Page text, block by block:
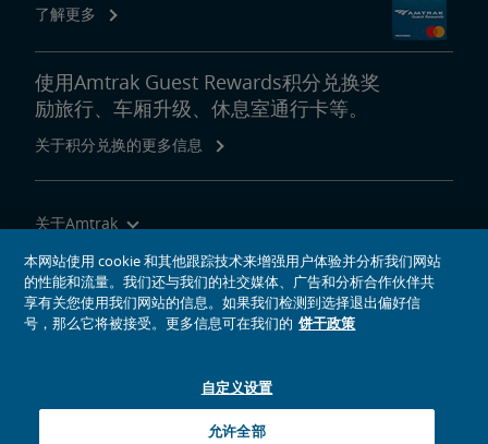
了解更多
使用Amtrak Guest Rewards积分兑换奖
励旅行、车厢升级、休息室通行卡等。
关于积分兑换的更多信息
关于Amtrak
乘坐Amtrak列车旅行
网站工具
Amtrak的Facebook主页将在新窗口中打开
Amtrak的Twitter主页将在新窗口中打开
Amtrak的Instagram主页将在新窗口中打开
Amtrak的Linkedin主页将在新窗口中打开
Amtrak的YouTube主页将在新窗口中打开
Pinterest将在新窗口中打开
本网站使用 cookie 和其他跟踪技术来增强用户体验并分析我们网站
的性能和流量。我们还与我们的社交媒体、广告和分析合作伙伴共
享有关您使用我们网站的信息。如果我们检测到选择退出偏好信
号，那么它将被接受。更多信息可在我们的 饼干政策
自定义设置
允许全部